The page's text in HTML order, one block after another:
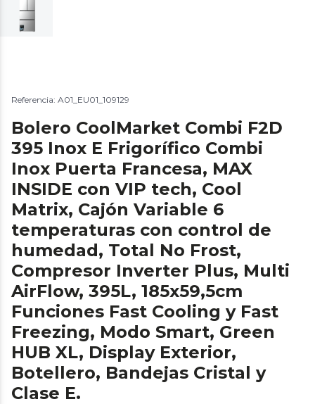
Referencia: A01_EU01_109129
Bolero CoolMarket Combi F2D
395 Inox E Frigorífico Combi
Inox Puerta Francesa, MAX
INSIDE con VIP tech, Cool
Matrix, Cajón Variable 6
temperaturas con control de
humedad, Total No Frost,
Compresor Inverter Plus, Multi
AirFlow, 395L, 185x59,5cm
Funciones Fast Cooling y Fast
Freezing, Modo Smart, Green
HUB XL, Display Exterior,
Botellero, Bandejas Cristal y
Clase E.